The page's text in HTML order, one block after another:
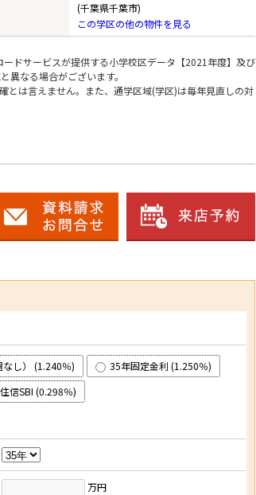
(千葉県千葉市)
この学区の他の物件を見る
ドサービスが提供する小学校区データ【2021年度】及び
異なる場合がございます。
とは言えません。また、通学区域(学区)は毎年見直しの対
し） (1.240％)
35年固定金利 (1.250％)
住信SBI (0.298％)
万円